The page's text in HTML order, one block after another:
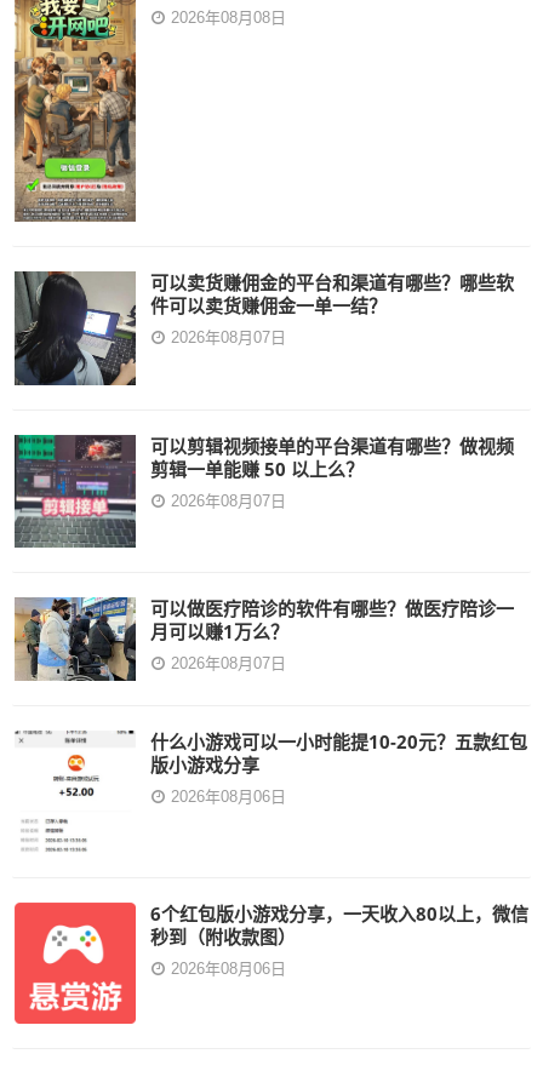
2026年08月08日
可以卖货赚佣金的平台和渠道有哪些？哪些软
件可以卖货赚佣金一单一结？
2026年08月07日
可以剪辑视频接单的平台渠道有哪些？做视频
剪辑一单能赚 50 以上么？
2026年08月07日
可以做医疗陪诊的软件有哪些？做医疗陪诊一
月可以赚1万么？
2026年08月07日
什么小游戏可以一小时能提10-20元？五款红包
版小游戏分享
2026年08月06日
6个红包版小游戏分享，一天收入80以上，微信
秒到（附收款图）
2026年08月06日